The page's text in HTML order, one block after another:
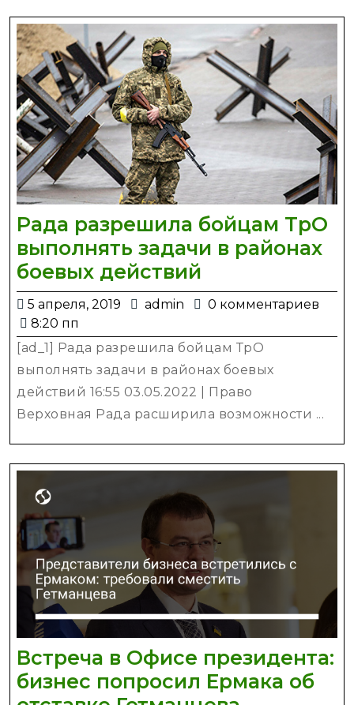
и
его
—
Рада разрешила бойцам ТрО
выполнять задачи в районах
боевых действий
разрешила
ТрО
выполнять
задачи
в
боевых
5 апреля, 2019
5
2019
admin admin
0 комментариев
8:20 пп
[ad_1] Рада разрешила бойцам ТрО
выполнять задачи в районах боевых
действий 16:55 03.05.2022 | Право
Верховная Рада расширила возможности ...
Встреча в Офисе президента:
бизнес попросил Ермака об